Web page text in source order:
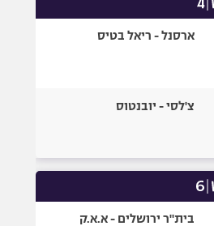
ארסנל - ריאל בטיס
צ'לסי - יובנטוס
בית"ר ירושלים - א.א.ק